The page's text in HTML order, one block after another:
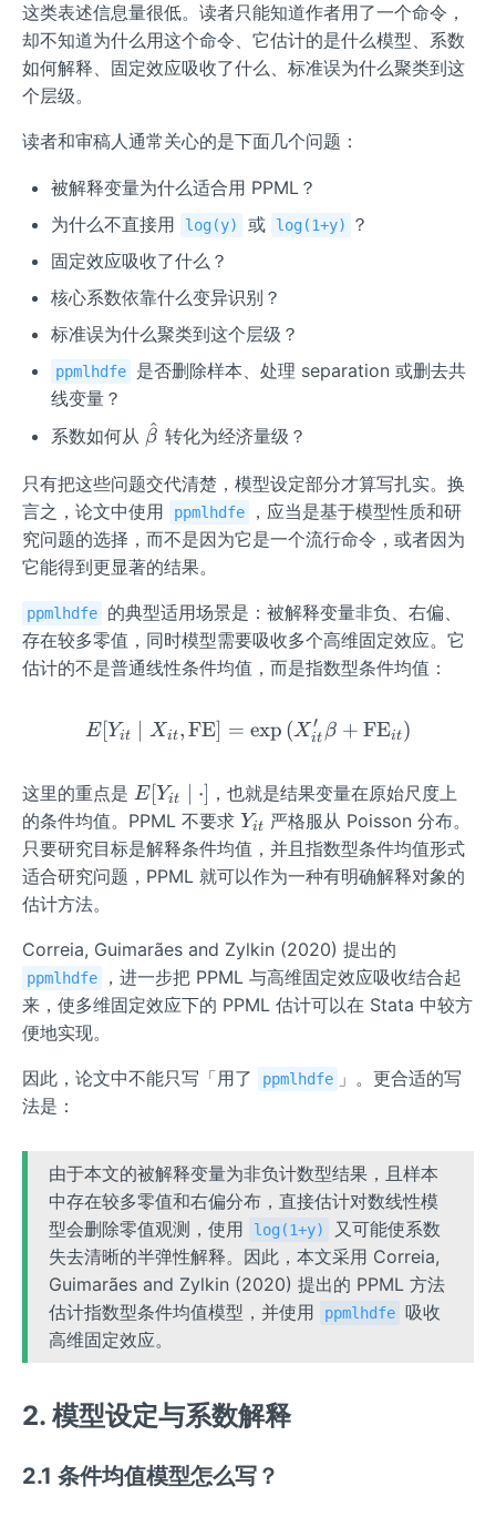
这类表述信息量很低。读者只能知道作者用了一个命令，
却不知道为什么用这个命令、它估计的是什么模型、系数
如何解释、固定效应吸收了什么、标准误为什么聚类到这
个层级。
读者和审稿人通常关心的是下面几个问题：
被解释变量为什么适合用 PPML？
为什么不直接用
log(y) 或 log(1+y)
？
固定效应吸收了什么？
核心系数依靠什么变异识别？
标准误为什么聚类到这个层级？
ppmlhdfe
是否删除样本、处理 separation 或删去共
线变量？
系数如何从 \ha
{\b
et
a}
β
^ 转化为经济量级？
只有把这些问题交代清楚，模型设定部分才算写扎实。换
言之，论文中使用
ppmlhdfe
，应当是基于模型性质和研
究问题的选择，而不是因为它是一个流行命令，或者因为
它能得到更显著的结果。
ppmlhdfe
的典型适用场景是：被解释变量非负、右偏、
存在较多零值，同时模型需要吸收多个高维固定效应。它
估计的不是普通线性条件均值，而是指数型条件均值：
E[Y_{it}\mid
E[Yit Xit,FE] = exp (Xit
′ β + FEit)
这里的重点是 E
[Y
_{i
t}
\c
do
t]
E [Yit ⋅] ，也就是结果变量在原始尺度上
的条件均值。PPML 不要求 Y
_
{i
Yit 严格服从 Poisson 分布。
只要研究目标是解释条件均值，并且指数型条件均值形式
适合研究问题，PPML 就可以作为一种有明确解释对象的
估计方法。
Correia, Guimarães and Zylkin (2020) 提出的
ppmlhdfe
，进一步把 PPML 与高维固定效应吸收结合起
来，使多维固定效应下的 PPML 估计可以在 Stata 中较方
便地实现。
因此，论文中不能只写「用了 ppmlhdfe
」。更合适的写
法是：
由于本文的被解释变量为非负计数型结果，且样本
中存在较多零值和右偏分布，直接估计对数线性模
型会删除零值观测，使用
log(1+y)
又可能使系数
失去清晰的半弹性解释。因此，本文采用 Correia,
Guimarães and Zylkin (2020) 提出的 PPML 方法
估计指数型条件均值模型，并使用
ppmlhdfe 吸收
高维固定效应。
2. 模型设定与系数解释
2.1 条件均值模型怎么写？